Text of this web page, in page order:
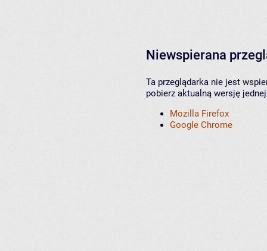
Niewspierana
Ta przeglądarka nie jest
pobierz aktualną wersję
Mozilla Firefox
Google Chrome